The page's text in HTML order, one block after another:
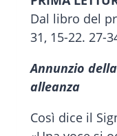
Dal libro del
31, 15-22. 27-
Annunzio
alleanza
Così dice il